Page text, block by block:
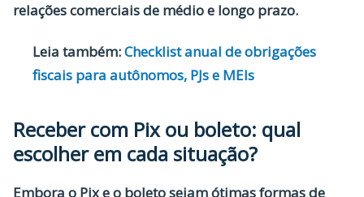
relações comerciais de médio e longo prazo.
Leia também:Checklist anual de obrigações
fiscais para autônomos, PJs e MEIs
Receber com Pix ou boleto: qual
escolher em cada situação?
Embora o Pix e o boleto sejam ótimas formas de